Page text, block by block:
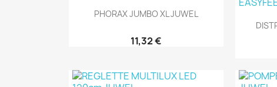
Aperçu rapide
PHORAX JUMBO XL JUWEL
11,32 €